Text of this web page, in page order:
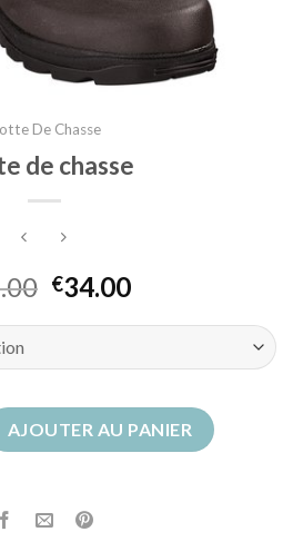
De Chasse
de chasse
€34.00
chasse
AJOUTER AU PANIER